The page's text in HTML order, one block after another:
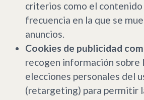
criterios como el
frecuencia en la que se
anuncios.
Cookies de publicidad
recogen información sobre
elecciones personales del
(retargeting) para permitir